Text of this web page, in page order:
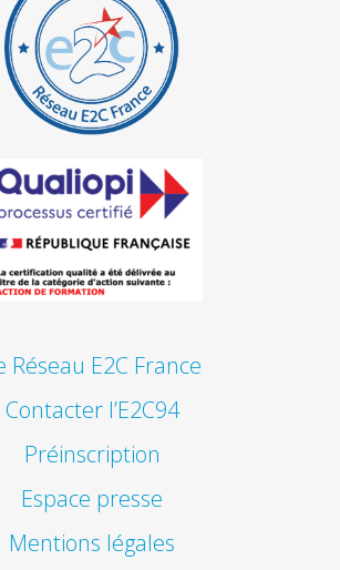
Réseau E2C France
Contacter l’E2C94
Préinscription
Espace presse
Mentions légales